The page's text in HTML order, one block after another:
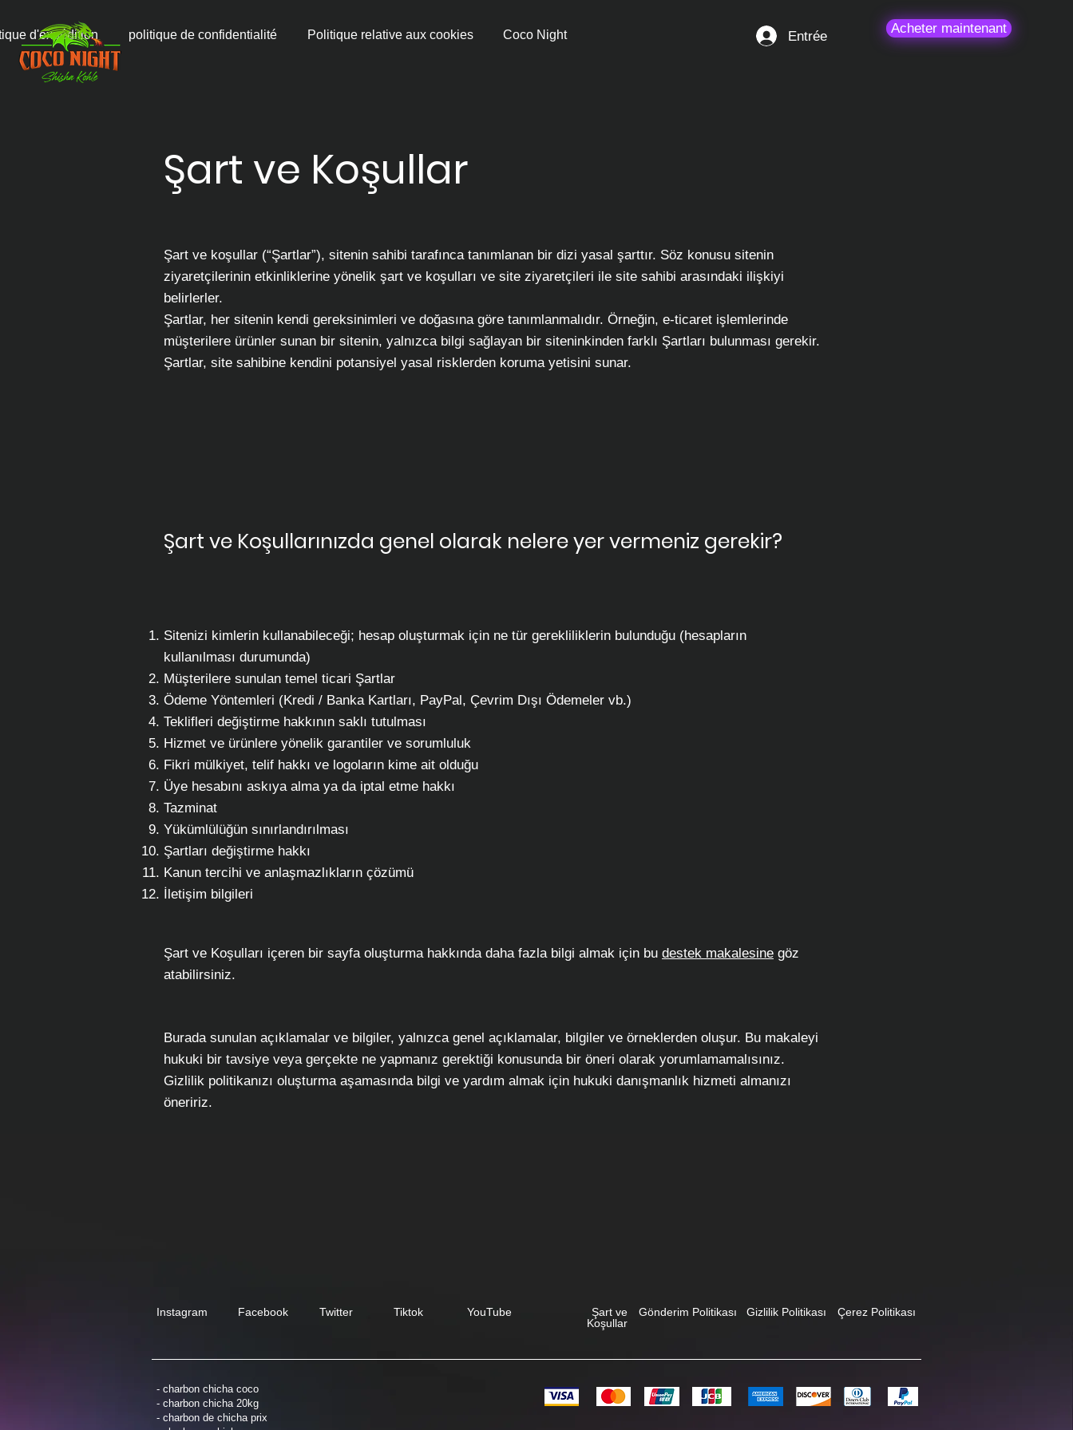
d'expédition politique de confidentialité Politique relative aux cookies Coco Night Entrée Acheter maintenant
Şart ve Koşullar
Şart ve koşullar (“Şartlar”), sitenin sahibi tarafınca tanımlanan bir dizi yasal şarttır. Söz konusu sitenin
ziyaretçilerinin etkinliklerine yönelik şart ve koşulları ve site ziyaretçileri ile site sahibi arasındaki ilişkiyi
belirlerler.
Şartlar, her sitenin kendi gereksinimleri ve doğasına göre tanımlanmalıdır. Örneğin, e-ticaret işlemlerinde
müşterilere ürünler sunan bir sitenin, yalnızca bilgi sağlayan bir siteninkinden farklı Şartları bulunması gerekir.
Şartlar, site sahibine kendini potansiyel yasal risklerden koruma yetisini sunar.
Şart ve Koşullarınızda genel olarak nelere yer vermeniz gerekir?
Sitenizi kimlerin kullanabileceği; hesap oluşturmak için ne tür gerekliliklerin bulunduğu (hesapların
kullanılması durumunda)
Müşterilere sunulan temel ticari Şartlar
Ödeme Yöntemleri (Kredi / Banka Kartları, PayPal, Çevrim Dışı Ödemeler vb.)
Teklifleri değiştirme hakkının saklı tutulması
Hizmet ve ürünlere yönelik garantiler ve sorumluluk
Fikri mülkiyet, telif hakkı ve logoların kime ait olduğu
Üye hesabını askıya alma ya da iptal etme hakkı
Tazminat
Yükümlülüğün sınırlandırılması
Şartları değiştirme hakkı
Kanun tercihi ve anlaşmazlıkların çözümü
İletişim bilgileri
Şart ve Koşulları içeren bir sayfa oluşturma hakkında daha fazla bilgi almak için bu destek makalesine göz
atabilirsiniz.
Burada sunulan açıklamalar ve bilgiler, yalnızca genel açıklamalar, bilgiler ve örneklerden oluşur. Bu makaleyi
hukuki bir tavsiye veya gerçekte ne yapmanız gerektiği konusunda bir öneri olarak yorumlamamalısınız.
Gizlilik politikanızı oluşturma aşamasında bilgi ve yardım almak için hukuki danışmanlık hizmeti almanızı
öneririz.
Instagram Facebook Twitter Tiktok YouTube
Şart ve
Koşullar
Gönderim Politikası Gizlilik Politikası Çerez Politikası
- charbon chicha coco
- charbon chicha 20kg
- charbon de chicha prix